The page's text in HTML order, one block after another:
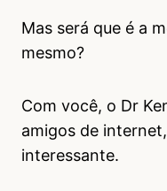
Mas será que é a
mesmo?
Com você, o Dr
amigos de
interessante.